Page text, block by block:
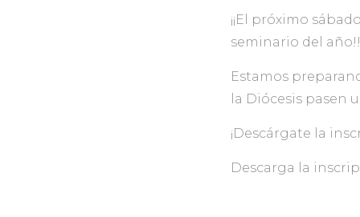
¡¡El próximo
seminario del
Estamos
la Diócesis pasen
¡Descárgate la
Descarga la